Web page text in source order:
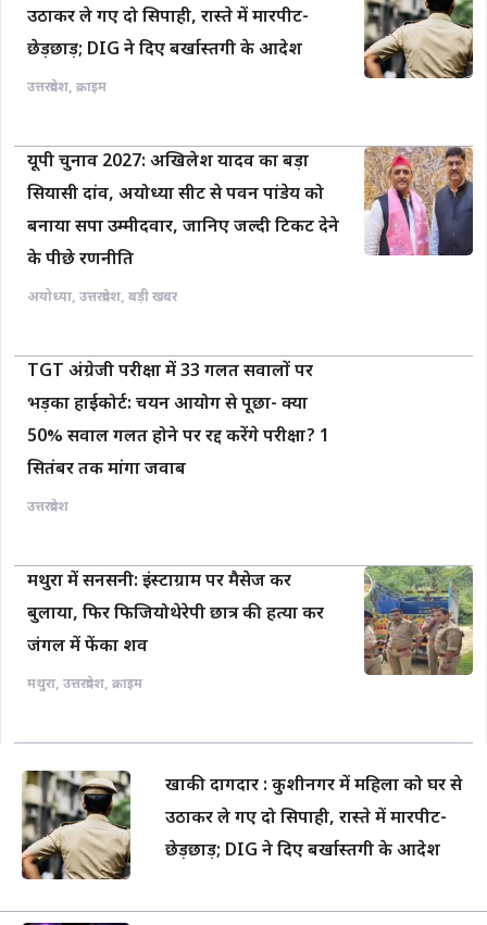
उठाकर ले गए दो सिपाही, रास्ते में मारपीट-
छेड़छाड़; DIG ने दिए बर्खास्तगी के आदेश
उत्तरप्रदेश, क्राइम
यूपी चुनाव 2027: अखिलेश यादव का बड़ा
सियासी दांव, अयोध्या सीट से पवन पांडेय को
बनाया सपा उम्मीदवार, जानिए जल्दी टिकट देने
के पीछे रणनीति
अयोध्या, उत्तरप्रदेश, बड़ी खबर
TGT अंग्रेजी परीक्षा में 33 गलत सवालों पर
भड़का हाईकोर्ट: चयन आयोग से पूछा- क्या
50% सवाल गलत होने पर रद्द करेंगे परीक्षा? 1
सितंबर तक मांगा जवाब
उत्तरप्रदेश
मथुरा में सनसनी: इंस्टाग्राम पर मैसेज कर
बुलाया, फिर फिजियोथेरेपी छात्र की हत्या कर
जंगल में फेंका शव
मथुरा, उत्तरप्रदेश, क्राइम
खाकी दागदार : कुशीनगर में महिला को घर से
उठाकर ले गए दो सिपाही, रास्ते में मारपीट-
छेड़छाड़; DIG ने दिए बर्खास्तगी के आदेश